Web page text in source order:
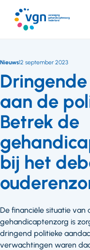
naar
hoofdinhoud
aan de
Betrek de
bij het
Nieuws12 september 2023
De financiële situatie van
gehandicaptenzorg is
dringend politieke
verwachtingen waren